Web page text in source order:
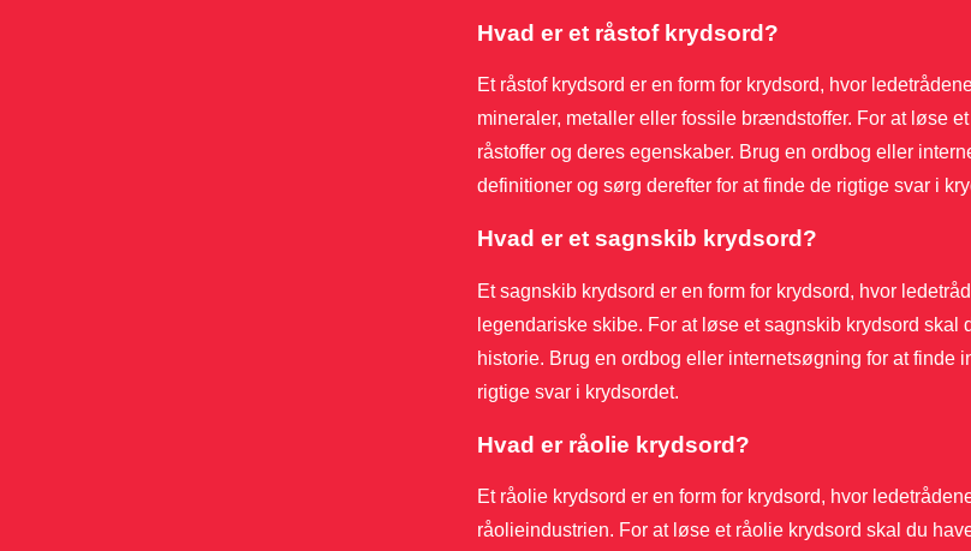
Hvad er et råstof krydsord?
Et råstof krydsord er en form for krydsord, hvor
mineraler, metaller eller fossile brændstoffer. For at løse
råstoffer og deres egenskaber. Brug en ordbog eller
definitioner og sørg derefter for at finde de rigtige svar i
Hvad er et sagnskib krydsord?
Et sagnskib krydsord er en form for krydsord, hvor
legendariske skibe. For at løse et sagnskib krydsord
historie. Brug en ordbog eller internetsøgning for at finde
rigtige svar i krydsordet.
Hvad er råolie krydsord?
Et råolie krydsord er en form for krydsord, hvor
råolieindustrien. For at løse et råolie krydsord skal du